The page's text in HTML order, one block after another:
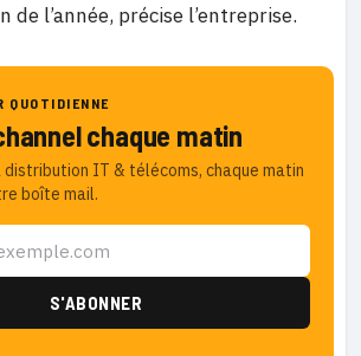
de l’année, précise l’entreprise.
QUOTIDIENNE
chaque matin
distribution IT & télécoms, chaque matin
boîte mail.